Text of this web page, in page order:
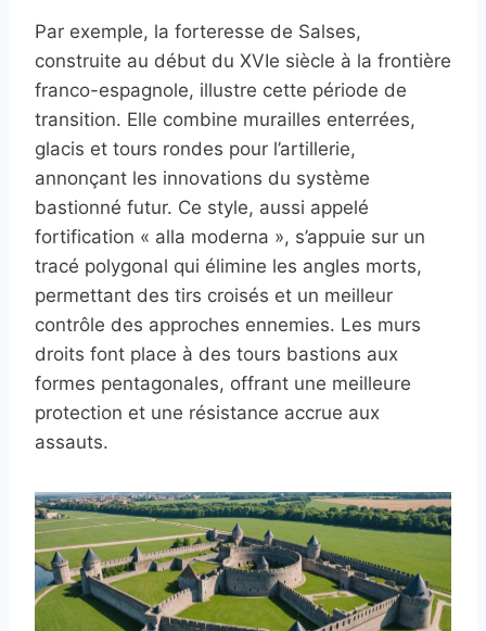
Par exemple, la forteresse de Salses,
construite au début du XVIe siècle à la frontière
franco-espagnole, illustre cette période de
transition. Elle combine murailles enterrées,
glacis et tours rondes pour l’artillerie,
annonçant les innovations du système
bastionné futur. Ce style, aussi appelé
fortification « alla moderna », s’appuie sur un
tracé polygonal qui élimine les angles morts,
permettant des tirs croisés et un meilleur
contrôle des approches ennemies. Les murs
droits font place à des tours bastions aux
formes pentagonales, offrant une meilleure
protection et une résistance accrue aux
assauts.